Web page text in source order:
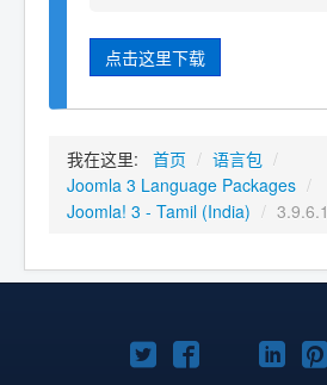
点击这里下载
我在这里: 首页 / 语言包 /
Joomla 3 Language Packages /
Joomla! 3 - Tamil (India) / 3.9.6.1
TwitterFacebookYouTube